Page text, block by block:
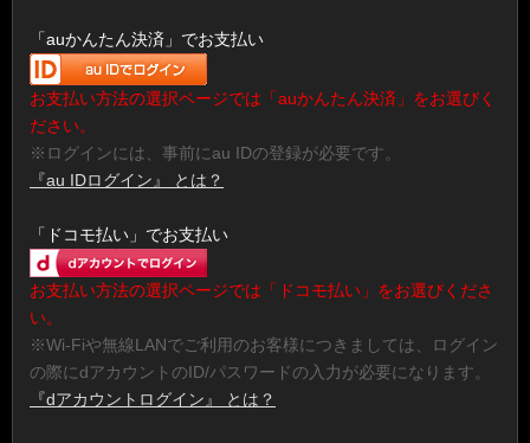
「auかんたん決済」でお支払い
お支払い方法の選択ページでは「auかんたん決済」をお選びく
ださい。
※ログインには、事前にau IDの登録が必要です。
『au IDログイン』 とは？
「ドコモ払い」でお支払い
お支払い方法の選択ページでは「ドコモ払い」をお選びくださ
い。
※Wi-Fiや無線LANでご利用のお客様につきましては、ログイン
の際にdアカウントのID/パスワードの入力が必要になります。
『dアカウントログイン』 とは？